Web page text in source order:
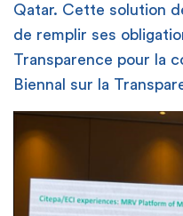
Qatar. Cette solution
de remplir ses
Transparence pour la
Biennal sur la